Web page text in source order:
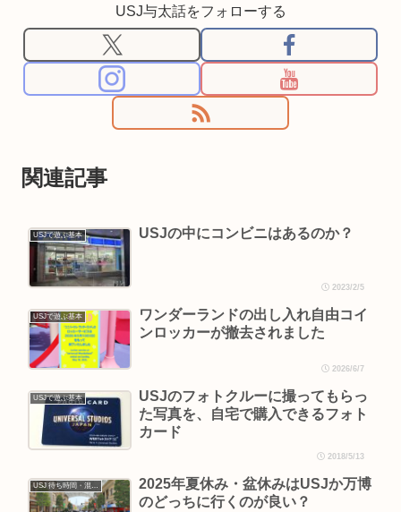
USJ与太話をフォローする
関連記事
USJで遊ぶ基本 USJの中にコンビニはあるのか？
2023/2/5
USJで遊ぶ基本
ワンダーランドの出し入れ自由コイ
ンロッカーが撤去されました
2026/6/7
USJで遊ぶ基本
USJのフォトクルーに撮ってもらっ
た写真を、自宅で購入できるフォト
カード
2018/5/13
USJ 待ち時間・混雑情報
2025年夏休み・盆休みはUSJか万博
のどっちに行くのが良い？